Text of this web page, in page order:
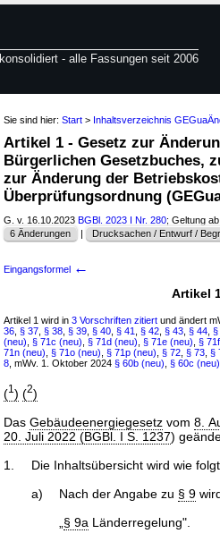
- alle Fassungen seit 2006
Sie sind hier: Start > Inhaltsverzeichnis
Artikel 1 - Gesetz zur
Bürgerlichen Gesetzbuches,
zur Änderung der
Überprüfungsordnung
G. v. 16.10.2023 BGBl. 2023 I Nr. 280; Geltung
6 Änderungen
| Drucksachen / Entwurf /
Eingangsformel ←
Artikel
Artikel 1 wird in 3 Vorschriften zitiert und ändert
36 § 37 § 38 § 39 § 40 § 41 § 42 § 43 § 44 §
(neu) § 71c (neu) § 71d (neu) § 71e (neu) §
71n (neu) § 71o (neu) § 71p (neu) § 72 § 73 §
8 , mWv. 1. Oktober 2024 § 60b (neu) § 60c (neu)
(1 ) (2)
Das Gebäudeenergiegesetz vom 8.
20. Juli 2022 (BGBl. I S. 1237)
1.
Die Inhaltsübersicht wird wie
a)
Nach der Angabe zu § 9
§ 9a Länderregelung".